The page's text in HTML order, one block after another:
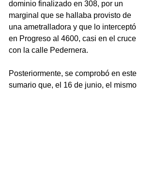
dominio finalizado en 308, por un
marginal que se hallaba provisto de
una ametralladora y que lo interceptó
en Progreso al 4600, casi en el cruce
con la calle Pedernera.
Posteriormente, se comprobó en este
sumario que, el 16 de junio, el mismo